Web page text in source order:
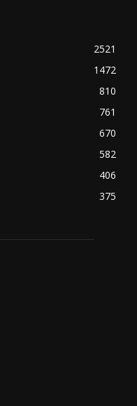
2521
1472
810
761
670
582
406
375